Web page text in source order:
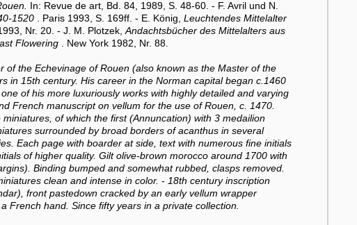
In: Revue de art, Bd. 84, 1989, S. 48-60. - F. Avril und N.
1520. Paris 1993, S. 169ff. - E. König, Leuchtendes Mittelalter
Nr. 20. - J. M. Plotzek,Andachtsbücher des Mittelalters aus
Flowering. New York 1982, Nr. 88.
the Echevinage of Rouen (also known as the Master of the
in 15th century. His career in the Norman capital began c.1460
of his more luxuriously works with highly detailed and varying
French manuscript on vellum for the use of Rouen, c. 1470.
of which the first (Annuncation) with 3 medailion
surrounded by broad borders of acanthus in several
Each page with boarder at side, text with numerous fine initials
of higher quality. Gilt olive-brown morocco around 1700 with
Binding bumped and somewhat rubbed, clasps removed.
clean and intense in color. - 18th century inscription
front pastedown cracked by an early vellum wrapper
French hand. Since fifty years in a private collection.